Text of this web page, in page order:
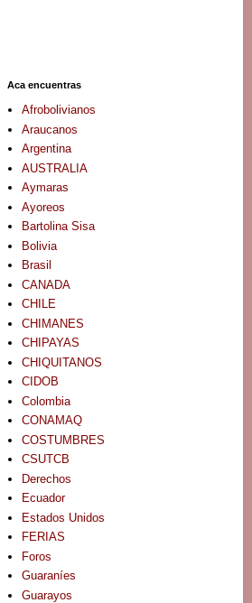
Aca encuentras
Afrobolivianos
Araucanos
Argentina
AUSTRALIA
Aymaras
Ayoreos
Bartolina Sisa
Bolivia
Brasil
CANADA
CHILE
CHIMANES
CHIPAYAS
CHIQUITANOS
CIDOB
Colombia
CONAMAQ
COSTUMBRES
CSUTCB
Derechos
Ecuador
Estados Unidos
FERIAS
Foros
Guaraníes
Guarayos